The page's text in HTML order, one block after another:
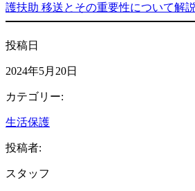
護扶助 移送とその重要性について解説
投稿日
2024年5月20日
カテゴリー:
生活保護
投稿者:
スタッフ